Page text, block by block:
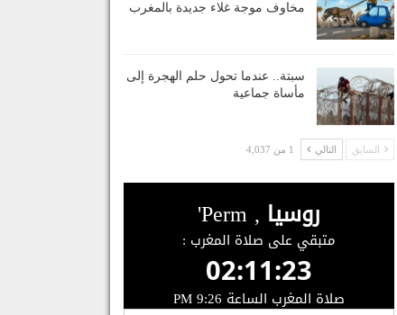
مخاوف موجة غلاء جديدة بالمغرب
سبتة.. عندما تحول حلم الهجرة إلى
مأساة جماعية
السابق التالي 1 من 4,037